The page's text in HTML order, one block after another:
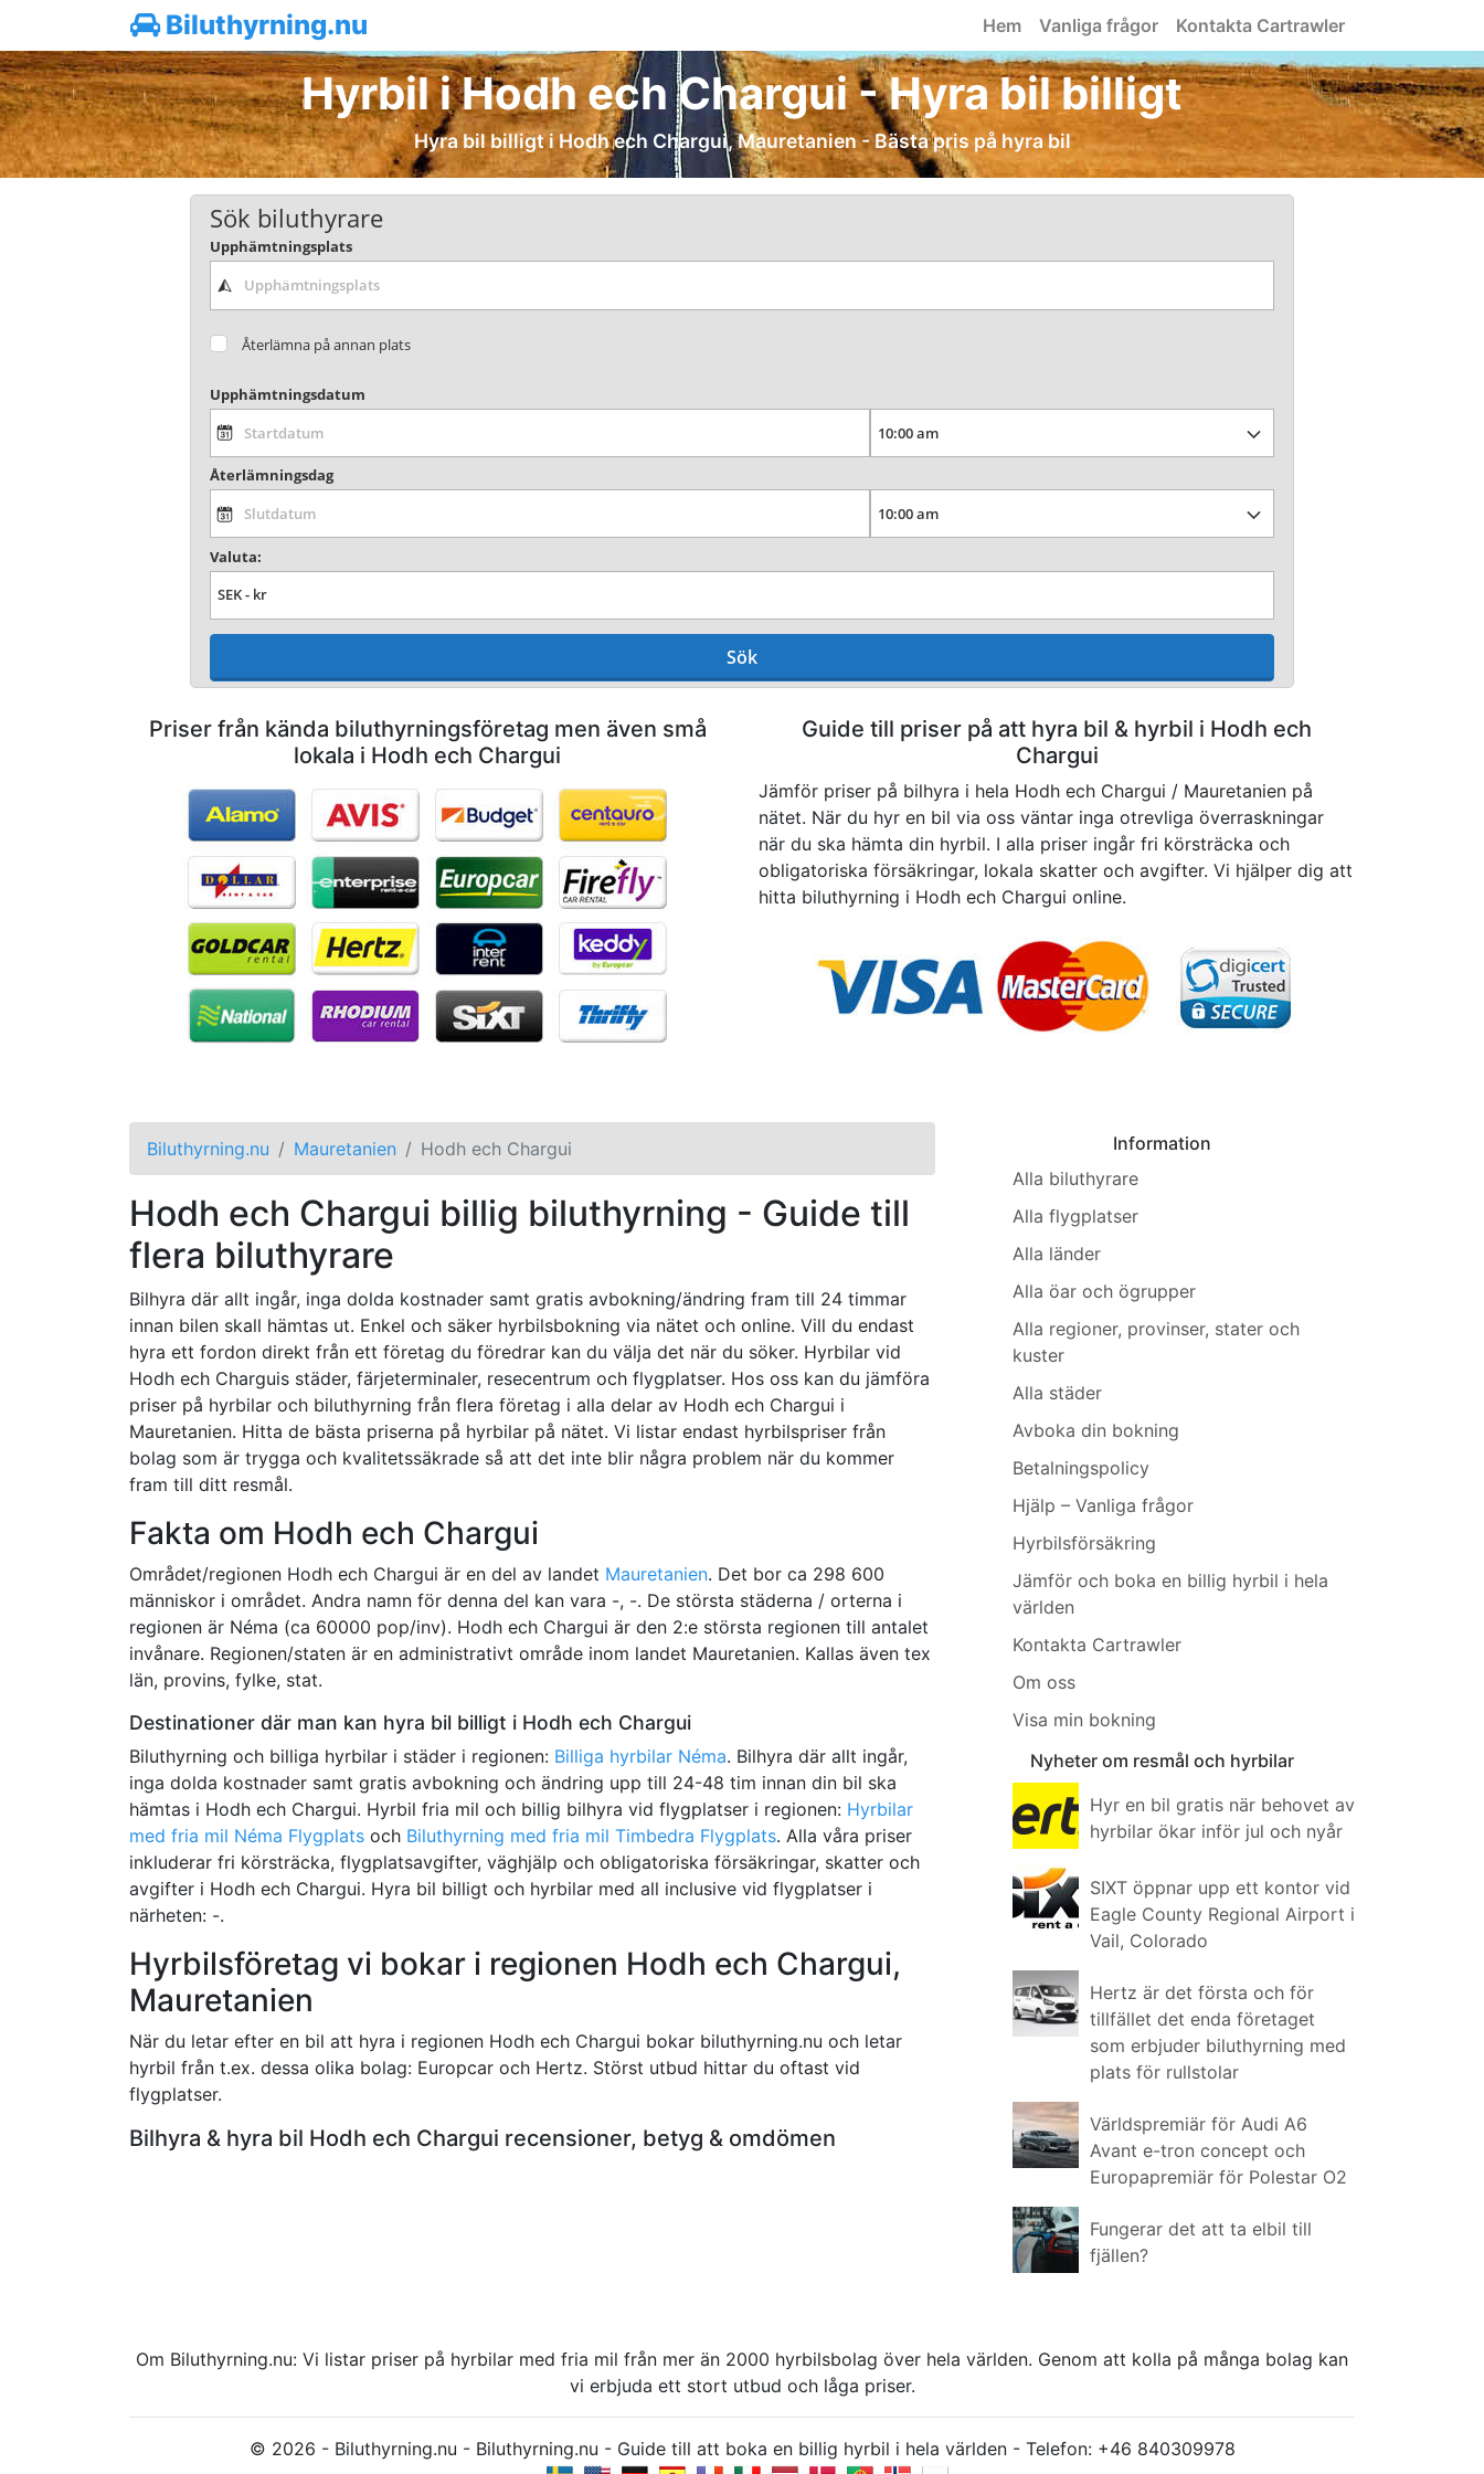
Biluthyrning.nu Hem Vanliga frågor Kontakta Cartrawler
Hyrbil i Hodh ech Chargui - Hyra bil billigt
Hyra bil billigt i Hodh ech Chargui, Mauretanien - Bästa pris på hyra bil
Sök biluthyrare
Upphämtningsplats
Återlämna på annan plats
Upphämtningsdatum
Återlämningsdag
Valuta:
Sök
Priser från kända biluthyrningsföretag men även små
lokala i Hodh ech Chargui
Guide till priser på att hyra bil & hyrbil i Hodh ech
Chargui
Jämför priser på bilhyra i hela Hodh ech Chargui / Mauretanien på
nätet. När du hyr en bil via oss väntar inga otrevliga överraskningar
när du ska hämta din hyrbil. I alla priser ingår fri körsträcka och
obligatoriska försäkringar, lokala skatter och avgifter. Vi hjälper dig att
hitta biluthyrning i Hodh ech Chargui online.
Biluthyrning.nu Mauretanien Hodh ech Chargui
Hodh ech Chargui billig biluthyrning - Guide till
flera biluthyrare
Bilhyra där allt ingår, inga dolda kostnader samt gratis avbokning/ändring fram till 24 timmar
innan bilen skall hämtas ut. Enkel och säker hyrbilsbokning via nätet och online. Vill du endast
hyra ett fordon direkt från ett företag du föredrar kan du välja det när du söker. Hyrbilar vid
Hodh ech Charguis städer, färjeterminaler, resecentrum och flygplatser. Hos oss kan du jämföra
priser på hyrbilar och biluthyrning från flera företag i alla delar av Hodh ech Chargui i
Mauretanien. Hitta de bästa priserna på hyrbilar på nätet. Vi listar endast hyrbilspriser från
bolag som är trygga och kvalitetssäkrade så att det inte blir några problem när du kommer
fram till ditt resmål.
Fakta om Hodh ech Chargui
Området/regionen Hodh ech Chargui är en del av landet Mauretanien. Det bor ca 298 600
människor i området. Andra namn för denna del kan vara -, -. De största städerna / orterna i
regionen är Néma (ca 60000 pop/inv). Hodh ech Chargui är den 2:e största regionen till antalet
invånare. Regionen/staten är en administrativt område inom landet Mauretanien. Kallas även tex
län, provins, fylke, stat.
Destinationer där man kan hyra bil billigt i Hodh ech Chargui
Biluthyrning och billiga hyrbilar i städer i regionen: Billiga hyrbilar Néma. Bilhyra där allt ingår,
inga dolda kostnader samt gratis avbokning och ändring upp till 24-48 tim innan din bil ska
hämtas i Hodh ech Chargui. Hyrbil fria mil och billig bilhyra vid flygplatser i regionen: Hyrbilar
med fria mil Néma Flygplats och Biluthyrning med fria mil Timbedra Flygplats. Alla våra priser
inkluderar fri körsträcka, flygplatsavgifter, väghjälp och obligatoriska försäkringar, skatter och
avgifter i Hodh ech Chargui. Hyra bil billigt och hyrbilar med all inclusive vid flygplatser i
närheten: -.
Hyrbilsföretag vi bokar i regionen Hodh ech Chargui,
Mauretanien
När du letar efter en bil att hyra i regionen Hodh ech Chargui bokar biluthyrning.nu och letar
hyrbil från t.ex. dessa olika bolag: Europcar och Hertz. Störst utbud hittar du oftast vid
flygplatser.
Bilhyra & hyra bil Hodh ech Chargui recensioner, betyg & omdömen
Information
Alla biluthyrare
Alla flygplatser
Alla länder
Alla öar och ögrupper
Alla regioner, provinser, stater och
kuster
Alla städer
Avboka din bokning
Betalningspolicy
Hjälp – Vanliga frågor
Hyrbilsförsäkring
Jämför och boka en billig hyrbil i hela
världen
Kontakta Cartrawler
Om oss
Visa min bokning
Nyheter om resmål och hyrbilar
Hyr en bil gratis när behovet av
hyrbilar ökar inför jul och nyår
SIXT öppnar upp ett kontor vid
Eagle County Regional Airport i
Vail, Colorado
Hertz är det första och för
tillfället det enda företaget
som erbjuder biluthyrning med
plats för rullstolar
Världspremiär för Audi A6
Avant e-tron concept och
Europapremiär för Polestar O2
Fungerar det att ta elbil till
fjällen?
Om Biluthyrning.nu: Vi listar priser på hyrbilar med fria mil från mer än 2000 hyrbilsbolag över hela världen. Genom att kolla på många bolag kan
vi erbjuda ett stort utbud och låga priser.
© 2026 - Biluthyrning.nu - Biluthyrning.nu - Guide till att boka en billig hyrbil i hela världen - Telefon: +46 840309978